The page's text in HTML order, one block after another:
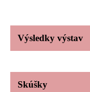
Výsledky výstav
Skúšky